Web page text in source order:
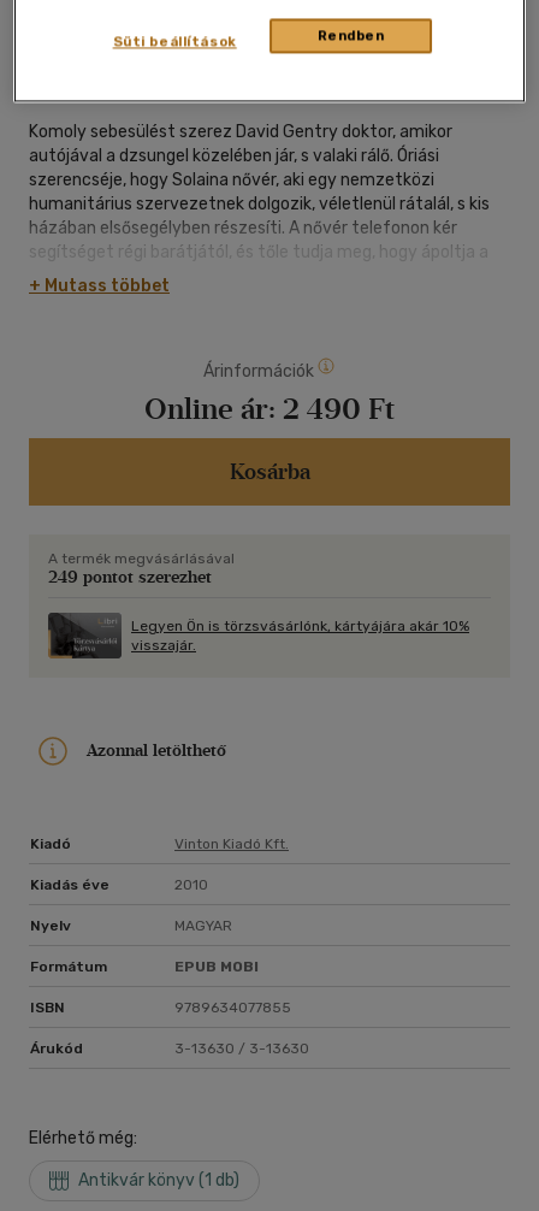
Komoly sebesülést szerez David Gentry doktor, amikor
autójával a dzsungel közelében jár, s valaki rálő. Óriási
szerencséje, hogy Solaina nővér, aki egy nemzetközi
humanitárius szervezetnek dolgozik, véletlenül rátalál, s kis
házában elsősegélyben részesíti. A nővér telefonon kér
segítséget régi barátjától, és tőle tudja meg, hogy ápoltja a
helyi kórház vezető orvosa, akit már több merénylet ért. Ám
hiába támad fel köztük a szenvedély, David igyekszik távol
+ Mutass többet
Árinformációk
Online ár: 2 490 Ft
Kosárba
A termék megvásárlásával
249 pontot szerezhet
Legyen Ön is törzsvásárlónk, kártyájára akár 10%
visszajár.
Azonnal letölthető
Kiadó Vinton Kiadó Kft.
Kiadás éve 2010
Nyelv MAGYAR
Formátum EPUB MOBI
ISBN 9789634077855
Árukód 3-13630 / 3-13630
Elérhető még:
Antikvár könyv (1 db)
Rendben
Süti beállítások